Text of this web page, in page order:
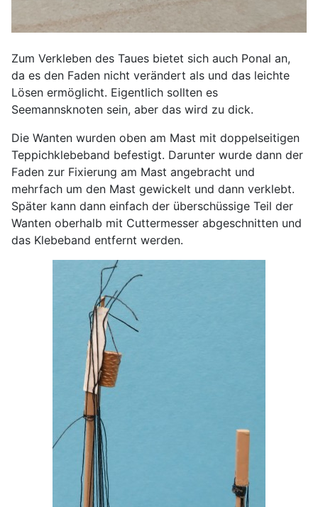
Zum Verkleben des Taues bietet sich auch Ponal an,
da es den Faden nicht verändert als und das leichte
Lösen ermöglicht. Eigentlich sollten es
Seemannsknoten sein, aber das wird zu dick.
Die Wanten wurden oben am Mast mit doppelseitigen
Teppichklebeband befestigt. Darunter wurde dann der
Faden zur Fixierung am Mast angebracht und
mehrfach um den Mast gewickelt und dann verklebt.
Später kann dann einfach der überschüssige Teil der
Wanten oberhalb mit Cuttermesser abgeschnitten und
das Klebeband entfernt werden.